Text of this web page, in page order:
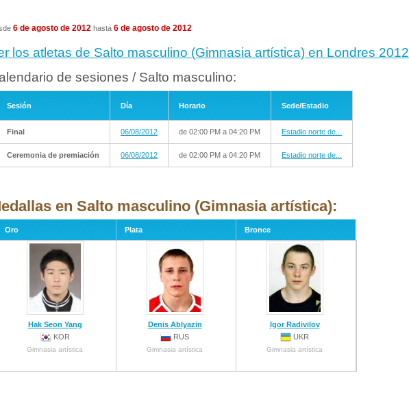
6 de agosto de 2012 hasta 6 de agosto de 2012
los atletas de Salto masculino (Gimnasia artística) en Londres 2012
de sesiones / Salto masculino:
Sesión Día Horario Sede/Estadio
Final 06/08/2012 de 02:00 PM a 04:20 PM Estadio norte de...
Ceremonia de premiación 06/08/2012 de 02:00 PM a 04:20 PM Estadio norte de...
en Salto masculino (Gimnasia artística):
Oro Plata Bronce
Hak Seon Yang
KOR
Gimnasia artística
Denis Ablyazin
RUS
Gimnasia artística
Igor Radivilov
UKR
Gimnasia artística